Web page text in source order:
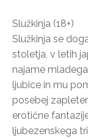
Služkinja (18+)
Služkinja se
stoletja, v letih
najame
ljubice in mu
posebej
erotične
ljubezenskega